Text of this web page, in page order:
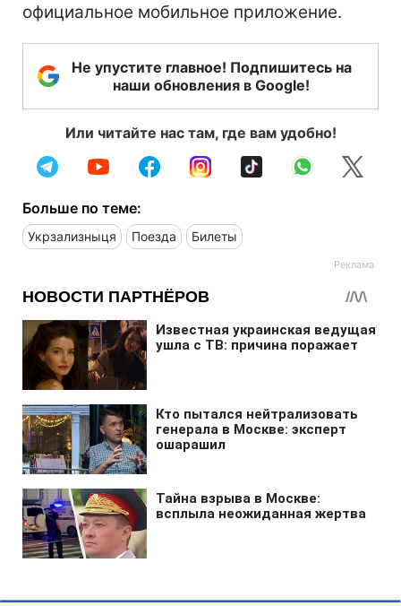
официальное мобильное приложение.
Не упустите главное! Подпишитесь на
наши обновления в Google!
Или читайте нас там, где вам удобно!
Больше по теме:
Укрзализныця Поезда Билеты